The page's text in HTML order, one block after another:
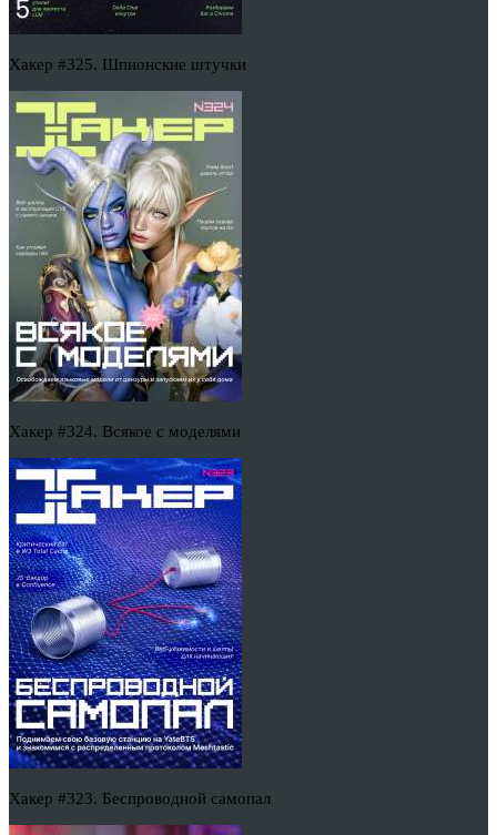
Хакер #325. Шпионские штучки
Хакер #324. Всякое с моделями
Хакер #323. Беспроводной самопал